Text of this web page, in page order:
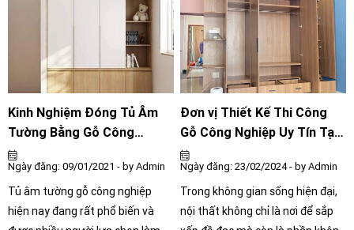
không vuông vức khi thiết kế, tạo
ra một không gian hiện đại.
phù hợp, và đặc biệt là dịch vụ
chăm sóc khách hàng cũng như
bảo hành lâu dài để yên tâm khi
đóng tủ bếp gỗ cho gia đình mình
gần quận Gò Vấp
Kinh Nghiệm Đóng Tủ Âm
Tường Bằng Gỗ Công
Nghiệp
Ngày đăng: 09/01/2021 - by Admin
Tủ âm tường gỗ công nghiệp
hiện nay đang rất phổ biến và
Đơn vị Thiết Kế Thi Công
Gỗ Công Nghiệp Uy Tín Tại
HCM
Ngày đăng: 23/02/2024 - by Admin
Trong không gian sống hiện đại,
nội thất không chỉ là nơi để sắp